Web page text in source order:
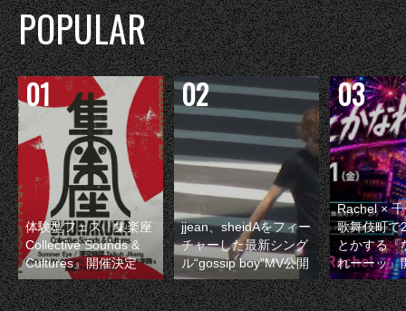
POPULAR
体験型フェス『集楽座
Collective Sounds &
Cultures』開催決定
jjean、sheidAをフィー
チャーした最新シング
ル“gossip boy”MV公開
Rachel ×
歌舞伎町で
とかする『
れーーッ』